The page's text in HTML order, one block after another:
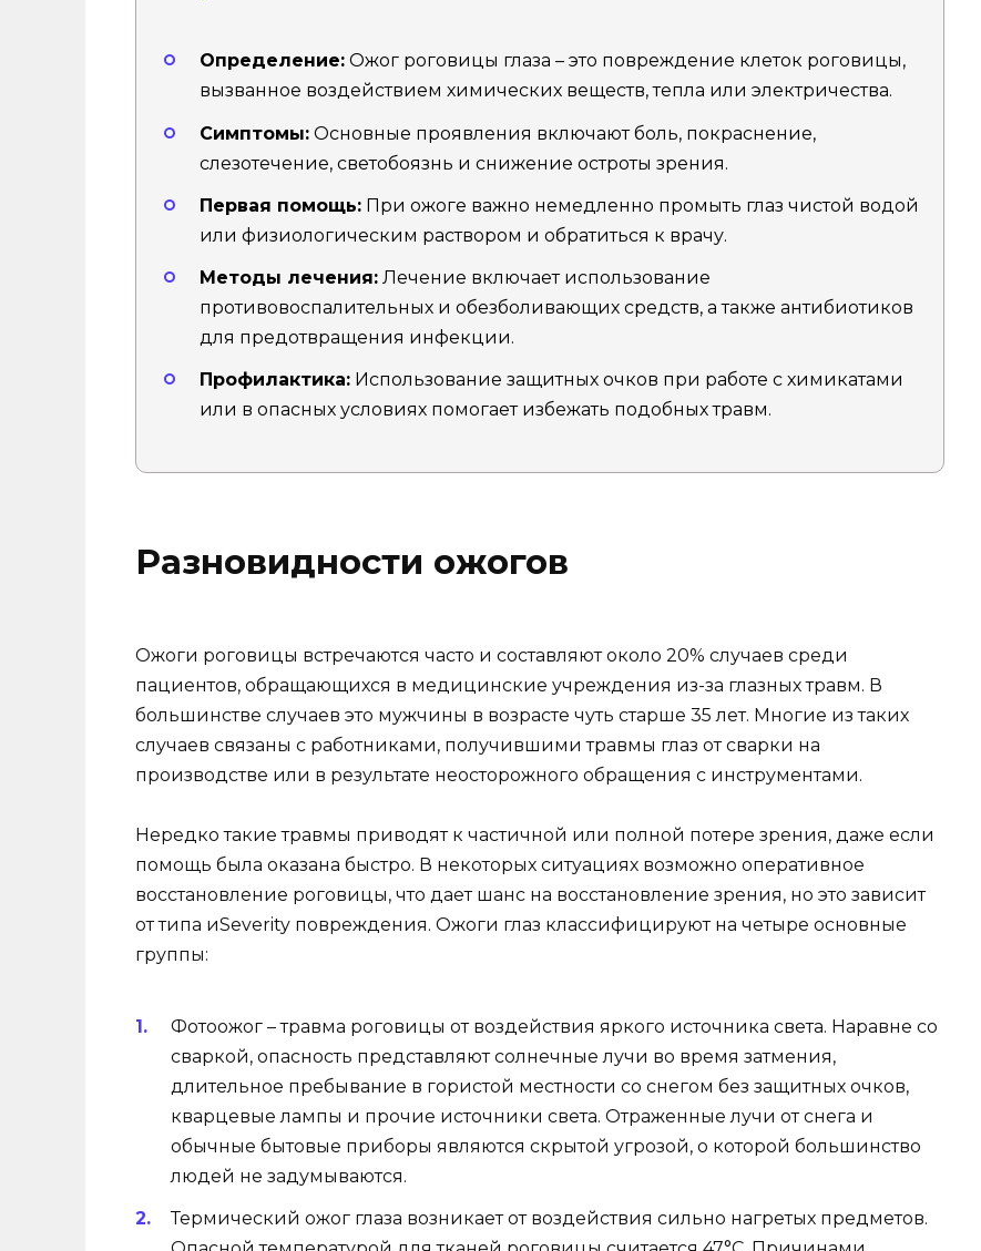
Определение: Ожог роговицы глаза – это повреждение клеток роговицы,
вызванное воздействием химических веществ, тепла или электричества.
Симптомы: Основные проявления включают боль, покраснение,
слезотечение, светобоязнь и снижение остроты зрения.
Первая помощь: При ожоге важно немедленно промыть глаз чистой водой
или физиологическим раствором и обратиться к врачу.
Методы лечения: Лечение включает использование
противовоспалительных и обезболивающих средств, а также антибиотиков
для предотвращения инфекции.
Профилактика: Использование защитных очков при работе с химикатами
или в опасных условиях помогает избежать подобных травм.
Разновидности ожогов
Ожоги роговицы встречаются часто и составляют около 20% случаев среди
пациентов, обращающихся в медицинские учреждения из-за глазных травм. В
большинстве случаев это мужчины в возрасте чуть старше 35 лет. Многие из таких
случаев связаны с работниками, получившими травмы глаз от сварки на
производстве или в результате неосторожного обращения с инструментами.
Нередко такие травмы приводят к частичной или полной потере зрения, даже если
помощь была оказана быстро. В некоторых ситуациях возможно оперативное
восстановление роговицы, что дает шанс на восстановление зрения, но это зависит
от типа иSeverity повреждения. Ожоги глаз классифицируют на четыре основные
группы:
Фотоожог – травма роговицы от воздействия яркого источника света. Наравне со
сваркой, опасность представляют солнечные лучи во время затмения,
длительное пребывание в гористой местности со снегом без защитных очков,
кварцевые лампы и прочие источники света. Отраженные лучи от снега и
обычные бытовые приборы являются скрытой угрозой, о которой большинство
людей не задумываются.
Термический ожог глаза возникает от воздействия сильно нагретых предметов.